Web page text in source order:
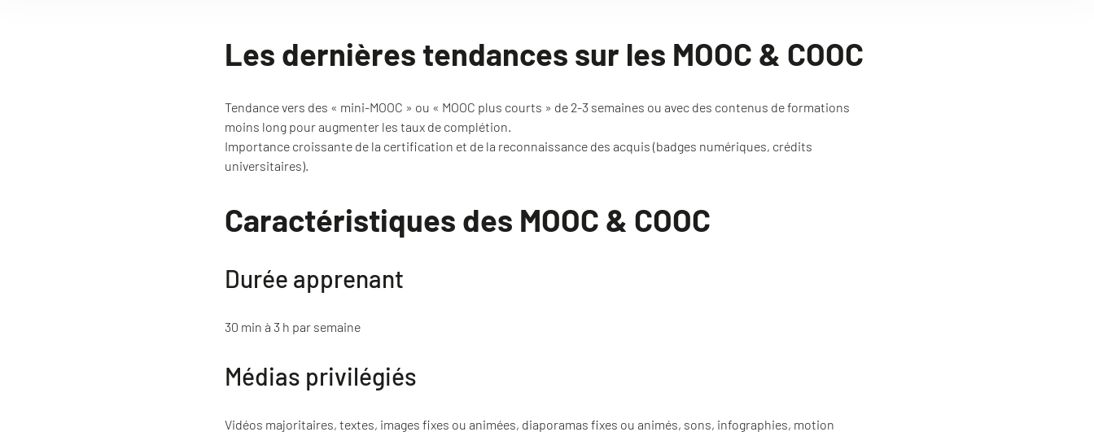
Les dernières tendances sur les MOOC & COOC
Tendance vers des « mini-MOOC » ou « MOOC plus courts » de 2-3 semaines ou avec des contenus de formations
moins long pour augmenter les taux de complétion.
Importance croissante de la certification et de la reconnaissance des acquis (badges numériques, crédits
universitaires).
Caractéristiques des MOOC & COOC
Durée apprenant
30 min à 3 h par semaine
Médias privilégiés
Vidéos majoritaires, textes, images fixes ou animées, diaporamas fixes ou animés, sons, infographies, motion